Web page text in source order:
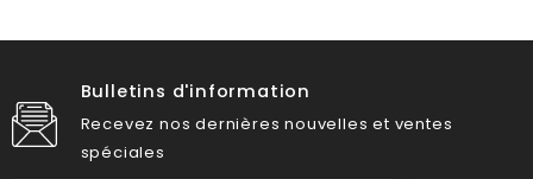
Bulletins d'information
Recevez nos dernières nouvelles et ventes
spéciales